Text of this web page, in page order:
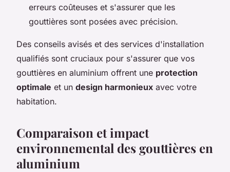
erreurs coûteuses et s'assurer que les
gouttières sont posées avec précision.
Des conseils avisés et des services d'installation
qualifiés sont cruciaux pour s'assurer que vos
gouttières en aluminium offrent une protection
optimale et un design harmonieux avec votre
habitation.
Comparaison et impact
environnemental des gouttières en
aluminium